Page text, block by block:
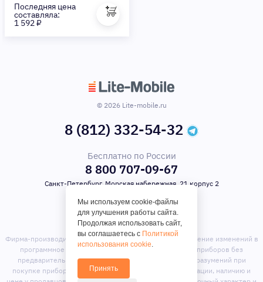
Последняя цена
составляла:
1 592 ₽
© 2026 Lite-mobile.ru
8 (812) 332-54-32
Бесплатно по России
8 800 707-09-67
Санкт-Петербург, Морская набережная, 21 корпус 2
Фирма-производитель оставляет за собой право на внесение изменений в
программное обеспечение, дизайн и комплектацию приборов без
предварительного уведомления. Во избежание недоразумений при
покупке приборов уточняйте информацию о комплектации, наличию и
Мы используем cookie-файлы
для улучшения работы сайта.
Продолжая использовать сайт,
вы соглашаетесь с Политикой
использования cookie.
Принять